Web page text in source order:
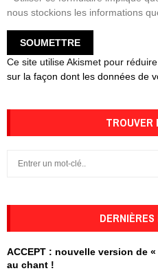
nous stockions les informations
Ce site utilise Akismet pour
sur la façon dont les données de
TROUVER
o
ACCEPT : nouvelle version de
au chant !